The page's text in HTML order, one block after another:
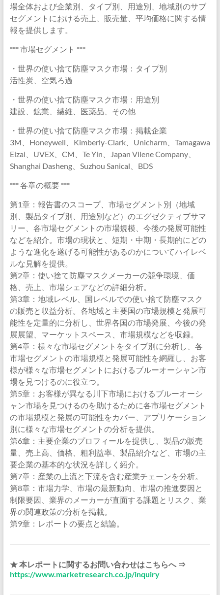
場全体および企業別、タイプ別、用途別、地域別のサブ
セグメントにおける売上、販売量、平均価格に関する情
報を提供します。
*** 市場セグメント ***
・世界の使い捨て防塵マスク市場：タイプ別
活性炭、空気ろ過
・世界の使い捨て防塵マスク市場：用途別
建設、鉱業、繊維、医薬品、その他
・世界の使い捨て防塵マスク市場：掲載企業
3M、Honeywell、Kimberly-Clark、Unicharm、Tamagawa
Eizai、UVEX、CM、Te Yin、Japan Vilene Company、
Shanghai Dasheng、Suzhou Sanical、BDS
*** 各章の概要 ***
第1章：報告書のスコープ、市場セグメント別（地域
別、製品タイプ別、用途別など）のエグゼクティブサマ
リー、各市場セグメントの市場規模、今後の発展可能性
などを紹介。市場の現状と、短期・中期・長期的にどの
ような進化を遂げる可能性があるのかについてハイレベ
ルな見解を提供。
第2章：使い捨て防塵マスクメーカーの競争環境、価
格、売上、市場シェアなどの詳細分析。
第3章：地域レベル、国レベルでの使い捨て防塵マスク
の販売と収益分析。各地域と主要国の市場規模と発展可
能性を定量的に分析し、世界各国の市場発展、今後の発
展展望、マーケットスペース、市場規模などを収録。
第4章：様々な市場セグメントをタイプ別に分析し、各
市場セグメントの市場規模と発展可能性を網羅し、お客
様が様々な市場セグメントにおけるブルーオーシャン市
場を見つけるのに役立つ。
第5章：お客様が異なる川下市場におけるブルーオーシ
ャン市場を見つけるのを助けるために各市場セグメント
の市場規模と発展の可能性をカバー、アプリケーション
別に様々な市場セグメントの分析を提供。
第6章：主要企業のプロフィールを提供し、製品の販売
量、売上高、価格、粗利益率、製品紹介など、市場の主
要企業の基本的な状況を詳しく紹介。
第7章：産業の上流と下流を含む産業チェーンを分析。
第8章：市場力学、市場の最新動向、市場の推進要因と
制限要因、業界のメーカーが直面する課題とリスク、業
界の関連政策の分析を掲載。
第9章：レポートの要点と結論。
★ 本レポートに関するお問い合わせはこちらへ ⇒
https://www.marketresearch.co.jp/inquiry